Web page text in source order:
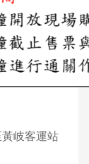
黃岐客運站